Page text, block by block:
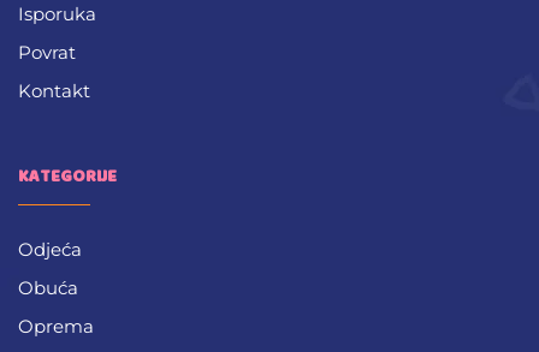
Isporuka
Povrat
Kontakt
KATEGORIJE
Odjeća
Obuća
Oprema